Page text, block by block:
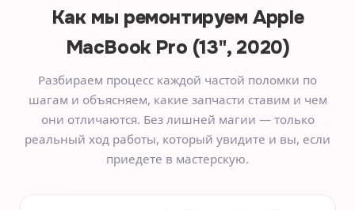
Как мы ремонтируемApple
MacBook Pro (13", 2020)
Разбираем процесс каждой частой поломки по
шагам и объясняем, какие запчасти ставим и чем
они отличаются. Без лишней магии — только
реальный ход работы, который увидите и вы, если
приедете в мастерскую.